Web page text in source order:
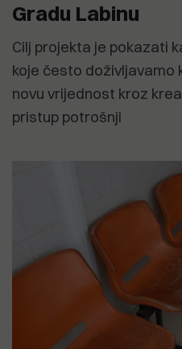
Gradu Labinu
Cilj projekta je pokazati
koje često doživljavamo
novu vrijednost kroz
pristup potrošnji